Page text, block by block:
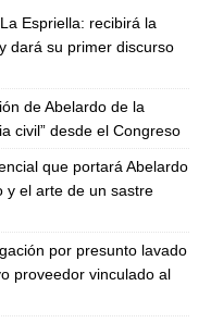
Espriella: recibirá la
dará su primer discurso
de Abelardo de la
civil” desde el Congreso
que portará Abelardo
y el arte de un sastre
por presunto lavado
proveedor vinculado al